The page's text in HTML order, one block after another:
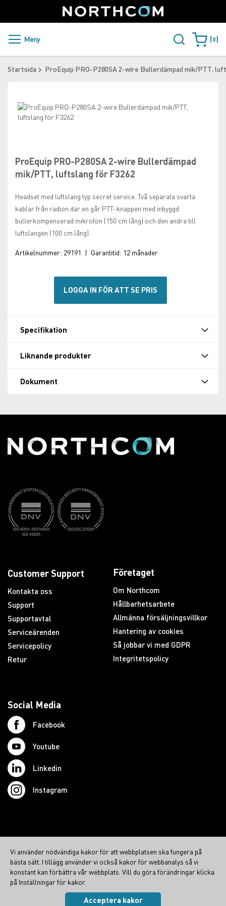
to
Content
Sweden
PRODUKTER OCH LÖSNINGAR
ÅTERFÖRSÄLJARE
LADDA NER
Meny Varukorgen
0
Startsida ProEquip PRO-P280SA 2-wire Bullerdämpad mik/PTT,
ProEquip PRO-P280SA 2-wire Bullerdämpad
mik/PTT, luftslang för F3262
Headset med luftslang typ secret service. Två separata svarta
kablar från radion där en går PTT-knappen med inbyggd
bullerkompenserad mikrofon (150 cm lång) och den andra till
luftslangen (100 cm lång).
Artikelnummer: 29191 | Garantitid: 12 månader
LOGGA IN FÖR ATT SE PRIS
Skip
to
the
images
gallery
beginning
of
the
gallery
Specifikation
Liknande produkter
Dokument
Customer Support
Kontakta oss
Support
Supportavtal
Serviceärenden
Servicepolicy
Retur
Företaget
Om Northcom
Hållbarhetsarbete
Allmänna försäljningsvillkor
Hantering av cookies
Så jobbar vi med GDPR
Integritetspolicy
Social Media
Facebook
Youtube
Linkedin
Instagram
northcom.no
northcom.dk
northcom.fi
Cookies
Vi använder nödvändiga kakor för att webbplatsen ska fungera på
bästa sätt. I tillägg använder vi också kakor för webbanalys så vi
konstant kan förbättra vår webbplats. Vill du göra förändringar klicka
på Inställningar för kakor.
Acceptera kakor